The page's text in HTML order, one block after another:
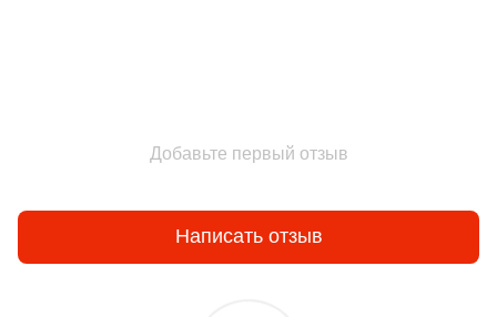
Добавьте первый отзыв
Написать отзыв